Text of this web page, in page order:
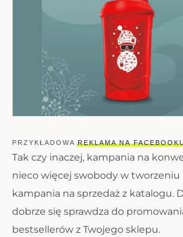
PRZYKŁADOWAREKLAMA NA
Tak czy inaczej, kampania na
nieco więcej swobody w tworzeniu
kampania na sprzedaż z katalogu.
dobrze się sprawdza do
bestsellerów z Twojego sklepu.